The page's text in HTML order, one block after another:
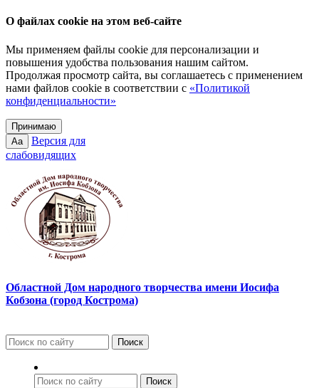
О файлах cookie на этом веб-сайте
Мы применяем файлы cookie для персонализации и
повышения удобства пользования нашим сайтом.
Продолжая просмотр сайта, вы соглашаетесь с применением
нами файлов cookie в соответствии с «Политикой
конфиденциальности»
Принимаю
Aa
Версия для
слабовидящих
Областной Дом народного творчества имени Иосифа
Кобзона (город Кострома)